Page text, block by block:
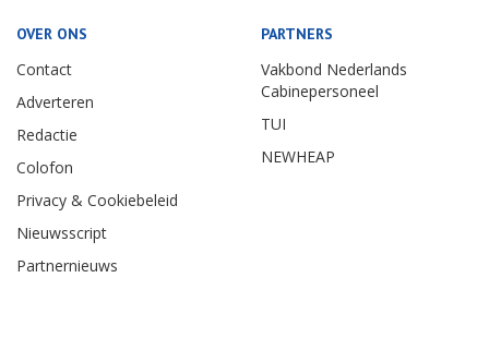
OVER ONS
Contact
Adverteren
Redactie
Colofon
Privacy & Cookiebeleid
Nieuwsscript
Partnernieuws
PARTNERS
Vakbond Nederlands
Cabinepersoneel
TUI
NEWHEAP